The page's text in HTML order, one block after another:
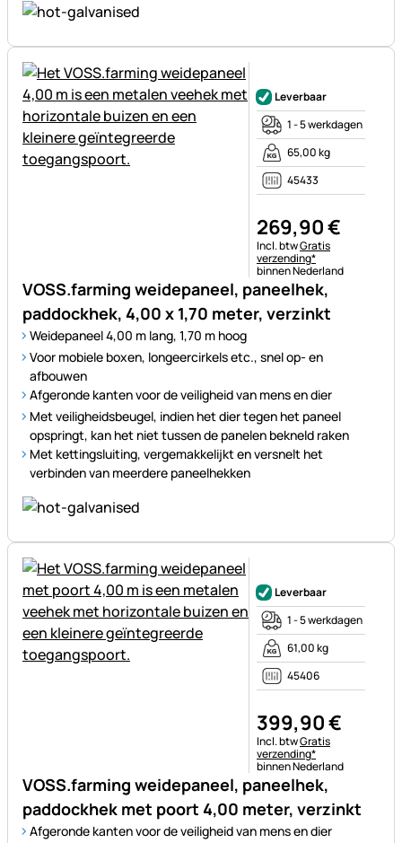
VOSS.farming weidepaneel, paneelhek,
paddockhek, 4,00 x 1,70 meter, verzinkt
Weidepaneel 4,00 m lang, 1,70 m hoog
Voor mobiele boxen, longeercirkels etc., snel op- en
afbouwen
Afgeronde kanten voor de veiligheid van mens en dier
Met veiligheidsbeugel, indien het dier tegen het paneel
opspringt, kan het niet tussen de panelen bekneld raken
Met kettingsluiting, vergemakkelijkt en versnelt het
verbinden van meerdere paneelhekken
Leverbaar
1 - 5 werkdagen
65,00 kg
45433
269,90€
Belastinginformatie:
Incl. btwGratis
verzending*
binnen Nederland
VOSS.farming weidepaneel, paneelhek,
paddockhek met poort 4,00 meter, verzinkt
Afgeronde kanten voor de veiligheid van mens en dier
Leverbaar
1 - 5 werkdagen
61,00 kg
45406
399,90€
Belastinginformatie:
Incl. btwGratis
verzending*
binnen Nederland